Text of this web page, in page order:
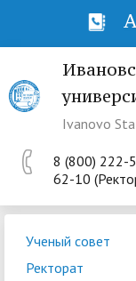
Ivanovo
8 (800) 222-
62-10
Ученый совет
Ректорат